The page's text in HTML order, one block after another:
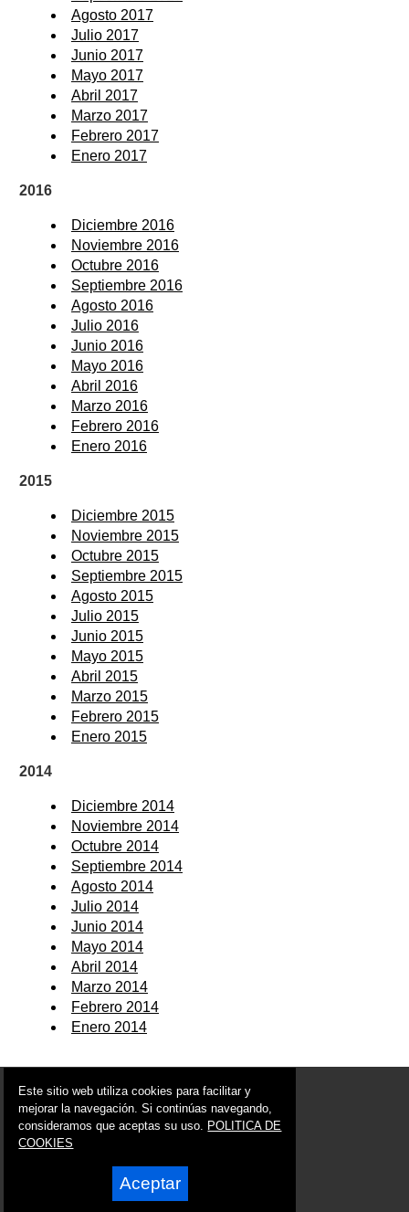
Agosto 2017
Julio 2017
Junio 2017
Mayo 2017
Abril 2017
Marzo 2017
Febrero 2017
Enero 2017
2016
Diciembre 2016
Noviembre 2016
Octubre 2016
Septiembre 2016
Agosto 2016
Julio 2016
Junio 2016
Mayo 2016
Abril 2016
Marzo 2016
Febrero 2016
Enero 2016
2015
Diciembre 2015
Noviembre 2015
Octubre 2015
Septiembre 2015
Agosto 2015
Julio 2015
Junio 2015
Mayo 2015
Abril 2015
Marzo 2015
Febrero 2015
Enero 2015
2014
Diciembre 2014
Noviembre 2014
Octubre 2014
Septiembre 2014
Agosto 2014
Julio 2014
Junio 2014
Mayo 2014
Abril 2014
Marzo 2014
Febrero 2014
Enero 2014
© 2006 - 2026 Portal de Albudeite Noticias
info@portaldealbudeite.es
Síguenos en:
Este sitio web utiliza cookies para facilitar y
mejorar la navegación. Si continúas navegando,
consideramos que aceptas su uso. POLITICA DE
COOKIES
Aceptar